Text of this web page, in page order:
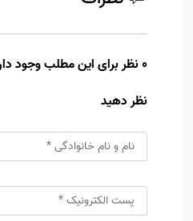
0 نظر برای این مطلب وجود دارد
نظر دهید